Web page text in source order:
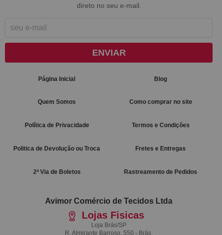
direto no seu e-mail.
ENVIAR
Página Inicial Blog
Quem Somos Como comprar no site
Política de Privacidade Termos e Condições
Politica de Devolução ou Troca Fretes e Entregas
2ª Via de Boletos Rastreamento de Pedidos
Avimor Comércio de Tecidos Ltda
Lojas Fisicas
Loja Brás/SP
R. Almirante Barroso, 550 - Brás,